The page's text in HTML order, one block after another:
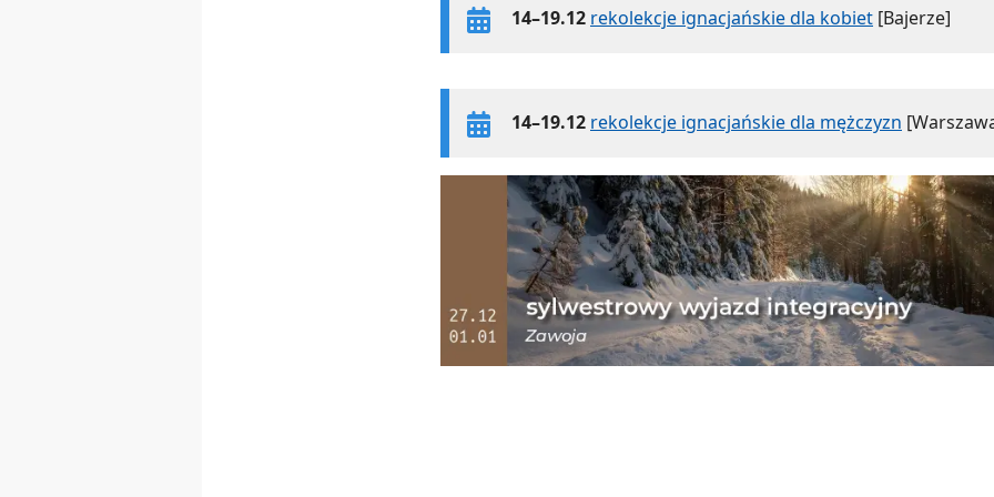
14–19.12 rekolekcje ignacjańskie dla kobiet [Bajerze]
14–19.12 rekolekcje ignacjańskie dla mężczyzn